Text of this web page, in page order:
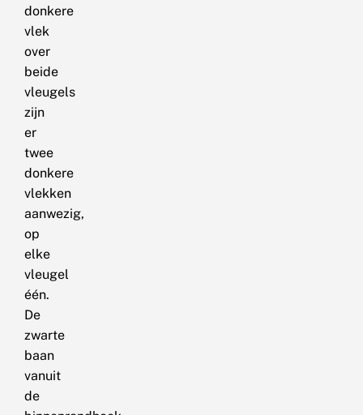
donkere
vlek
over
beide
vleugels
zijn
er
twee
donkere
vlekken
aanwezig,
op
elke
vleugel
één.
De
zwarte
baan
vanuit
de